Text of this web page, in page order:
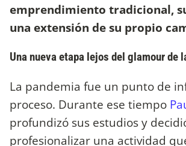
emprendimiento tradicional,
una extensión de su propio
Una nueva etapa lejos del glamour de
La pandemia fue un punto de
proceso. Durante ese tiempo
profundizó sus estudios y
profesionalizar una actividad